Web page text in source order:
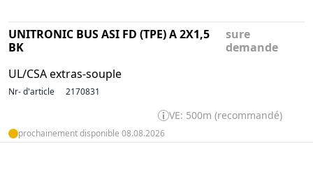
UNITRONIC BUS ASI FD (TPE) A 2X1,5
BK
UL/CSA extras-souple
sure
demande
Nr- d'article 2170831
VE: 500m (recommandé)
prochainement disponible 08.08.2026